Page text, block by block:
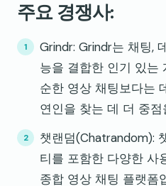
주요 경쟁사:
Grindr: Grindr는 채팅,
능을 결합한 인기 있는
순한 영상 채팅보다는
연인을 찾는 데 더 중
챗랜덤(Chatrandom):
티를 포함한 다양한 사
종합 영상 채팅 플랫폼